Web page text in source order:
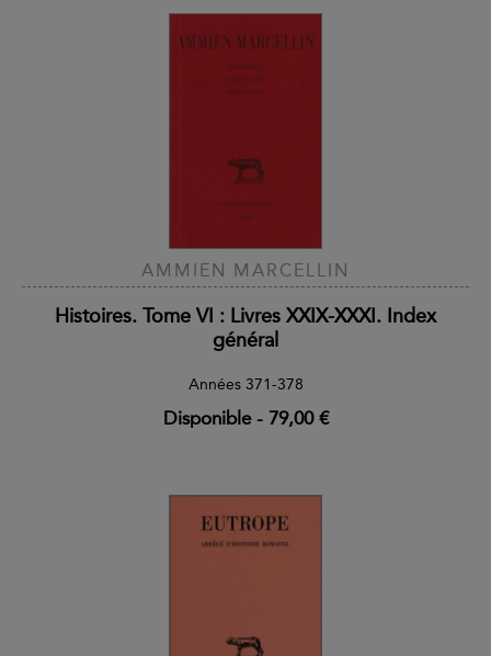
AMMIEN MARCELLIN
Histoires. Tome VI : Livres XXIX-XXXI. Index
général
Années 371-378
Disponible- 79,00 €